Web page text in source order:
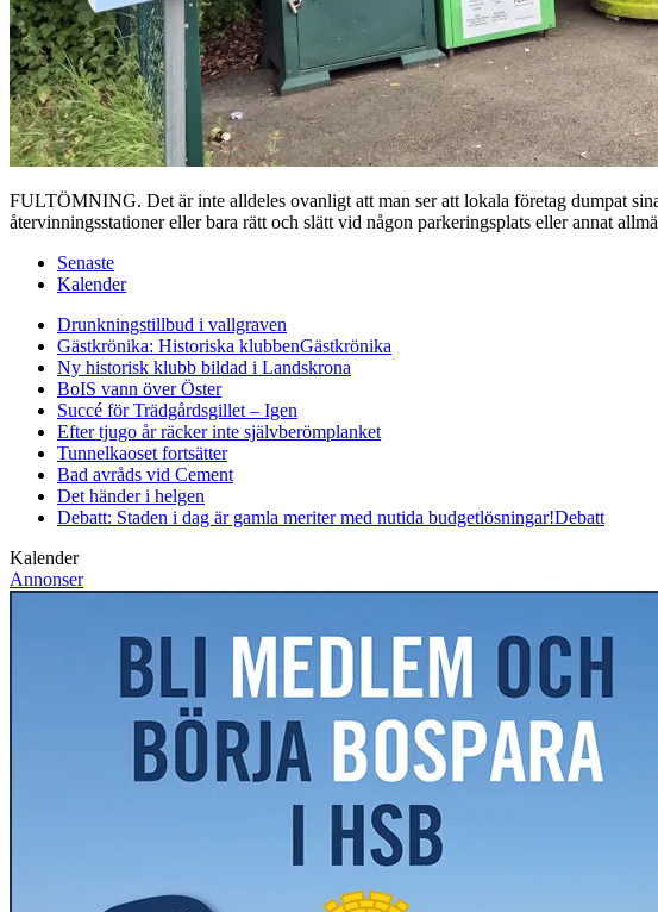
FULTÖMNING. Det är inte alldeles ovanligt att man ser att lokala företag dumpat
återvinningsstationer eller bara rätt och slätt vid någon parkeringsplats eller annat
Senaste
Kalender
Drunkningstillbud i vallgraven
Gästkrönika: Historiska klubbenGästkrönika
Ny historisk klubb bildad i Landskrona
BoIS vann över Öster
Succé för Trädgårdsgillet – Igen
Efter tjugo år räcker inte självberömplanket
Tunnelkaoset fortsätter
Bad avråds vid Cement
Det händer i helgen
Debatt: Staden i dag är gamla meriter med nutida budgetlösningar!Debatt
Kalender
Annonser